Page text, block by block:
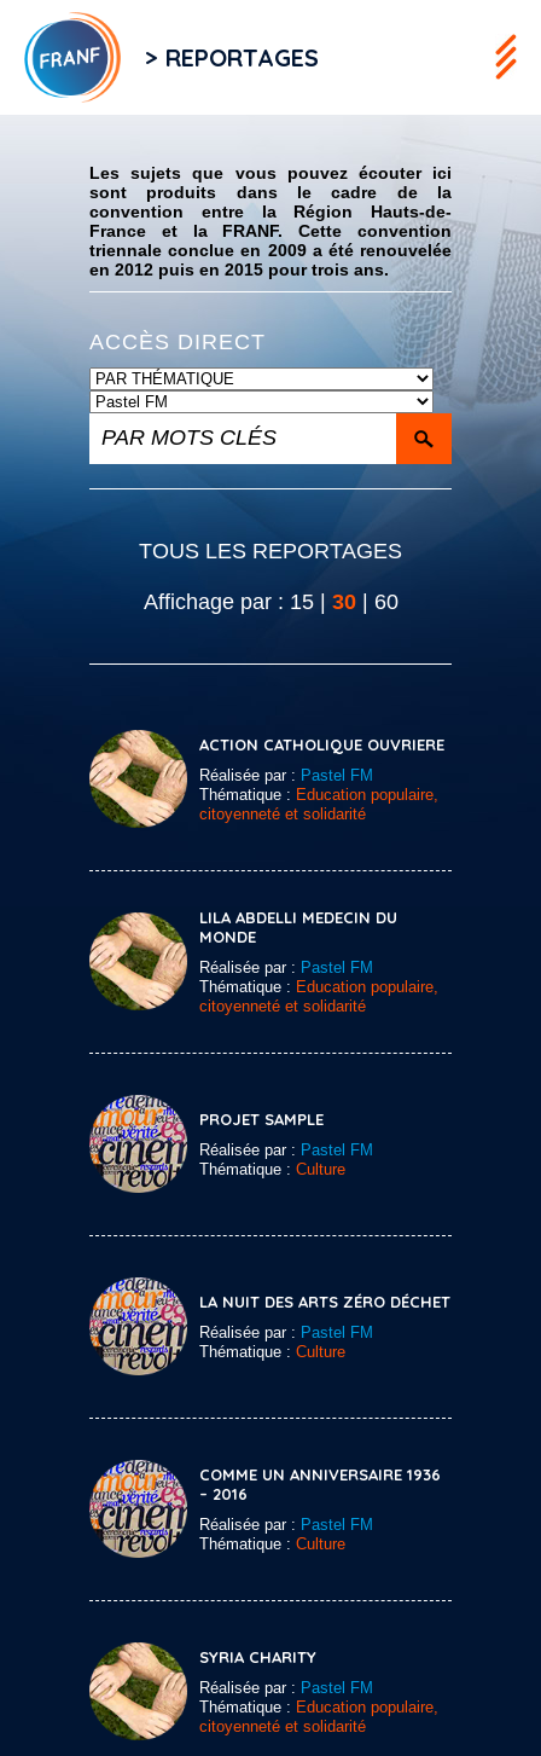
> REPORTAGES
Les sujets que vous pouvez écouter ici
sont produits dans le cadre de la
convention entre la Région Hauts-de-
France et la FRANF. Cette convention
triennale conclue en 2009 a été renouvelée
en 2012 puis en 2015 pour trois ans.
ACCÈS DIRECT
TOUS LES REPORTAGES
Affichage par : 15| 30| 60
ACTION CATHOLIQUE OUVRIERE
Réalisée par : Pastel FM
Thématique : Education populaire,
citoyenneté et solidarité
LILA ABDELLI MEDECIN DU
MONDE
Réalisée par : Pastel FM
Thématique : Education populaire,
citoyenneté et solidarité
PROJET SAMPLE
Réalisée par : Pastel FM
Thématique : Culture
LA NUIT DES ARTS ZÉRO DÉCHET
Réalisée par : Pastel FM
Thématique : Culture
COMME UN ANNIVERSAIRE 1936
– 2016
Réalisée par : Pastel FM
Thématique : Culture
SYRIA CHARITY
Réalisée par : Pastel FM
Thématique : Education populaire,
citoyenneté et solidarité